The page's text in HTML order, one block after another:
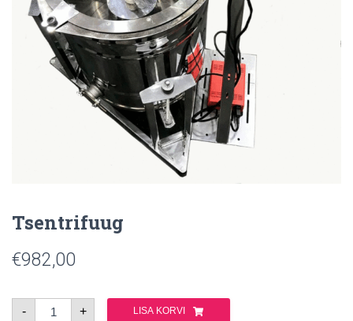
Tsentrifuug
€982,00
-
Tsentrifuug
kogus
+ LISA KORVI